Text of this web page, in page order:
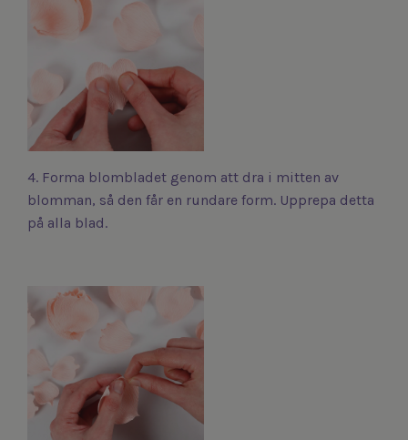
4. Forma blombladet genom att dra i mitten av
blomman, så den får en rundare form. Upprepa detta
på alla blad.